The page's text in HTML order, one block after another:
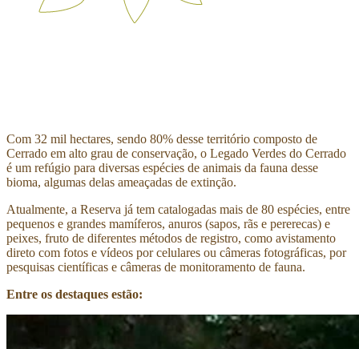
Com 32 mil hectares, sendo 80% desse território composto de
Cerrado em alto grau de conservação, o Legado Verdes do Cerrado
é um refúgio para diversas espécies de animais da fauna desse
bioma, algumas delas ameaçadas de extinção.
Atualmente, a Reserva já tem catalogadas mais de 80 espécies, entre
pequenos e grandes mamíferos, anuros (sapos, rãs e pererecas) e
peixes, fruto de diferentes métodos de registro, como avistamento
direto com fotos e vídeos por celulares ou câmeras fotográficas, por
pesquisas científicas e câmeras de monitoramento de fauna.
Entre os destaques estão: